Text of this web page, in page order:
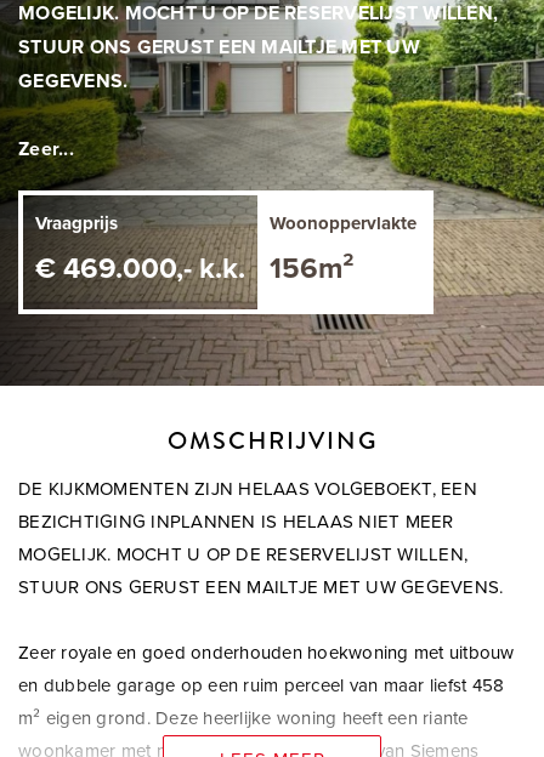
MOGELIJK. MOCHT U OP DE RESERVELIJST WILLEN,
STUUR ONS GERUST EEN MAILTJE MET UW
GEGEVENS.
Zeer...
Vraagprijs
€ 469.000,- k.k.
Woonoppervlakte
156m²
OMSCHRIJVING
DE KIJKMOMENTEN ZIJN HELAAS VOLGEBOEKT, EEN
BEZICHTIGING INPLANNEN IS HELAAS NIET MEER
MOGELIJK. MOCHT U OP DE RESERVELIJST WILLEN,
STUUR ONS GERUST EEN MAILTJE MET UW GEGEVENS.
Zeer royale en goed onderhouden hoekwoning met uitbouw
en dubbele garage op een ruim perceel van maar liefst 458
m² eigen grond. Deze heerlijke woning heeft een riante
woonkamer met moderne keuken voorzien van Siemens